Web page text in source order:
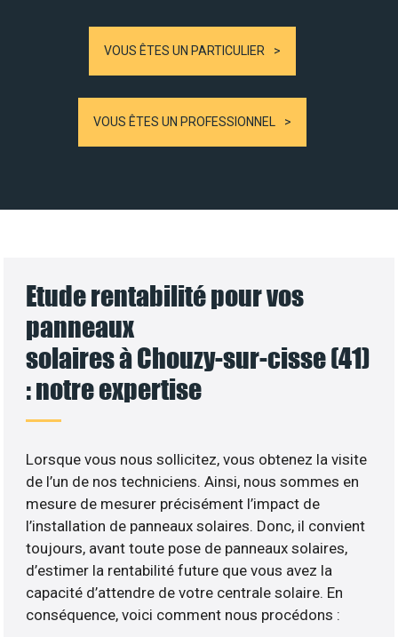
VOUS ÊTES UN PARTICULIER
VOUS ÊTES UN PROFESSIONNEL
Etude rentabilité pour vos
panneaux
solaires à Chouzy-sur-cisse (41)
: notre expertise
Lorsque vous nous sollicitez, vous obtenez la visite
de l’un de nos techniciens. Ainsi, nous sommes en
mesure de mesurer précisément l’impact de
l’installation de panneaux solaires. Donc, il convient
toujours, avant toute pose de panneaux solaires,
d’estimer la rentabilité future que vous avez la
capacité d’attendre de votre centrale solaire. En
conséquence, voici comment nous procédons :